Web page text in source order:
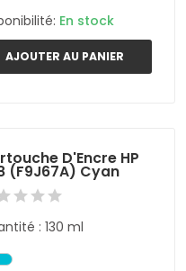
En stock
AJOUTER AU PANIER
D'Encre HP
(F9J67A) Cyan
: 130 ml